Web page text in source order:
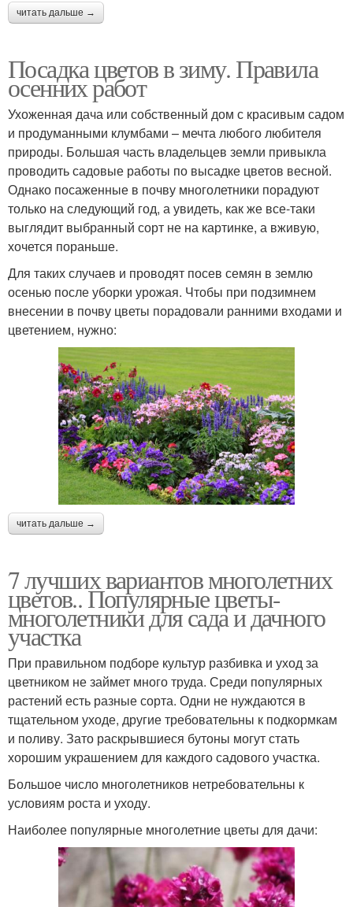
читать дальше →
Посадка цветов в зиму. Правила
осенних работ
Ухоженная дача или собственный дом с красивым садом
и продуманными клумбами – мечта любого любителя
природы. Большая часть владельцев земли привыкла
проводить садовые работы по высадке цветов весной.
Однако посаженные в почву многолетники порадуют
только на следующий год, а увидеть, как же все-таки
выглядит выбранный сорт не на картинке, а вживую,
хочется пораньше.
Для таких случаев и проводят посев семян в землю
осенью после уборки урожая. Чтобы при подзимнем
внесении в почву цветы порадовали ранними входами и
цветением, нужно:
читать дальше →
7 лучших вариантов многолетних
цветов.. Популярные цветы-
многолетники для сада и дачного
участка
При правильном подборе культур разбивка и уход за
цветником не займет много труда. Среди популярных
растений есть разные сорта. Одни не нуждаются в
тщательном уходе, другие требовательны к подкормкам
и поливу. Зато раскрывшиеся бутоны могут стать
хорошим украшением для каждого садового участка.
Большое число многолетников нетребовательны к
условиям роста и уходу.
Наиболее популярные многолетние цветы для дачи: